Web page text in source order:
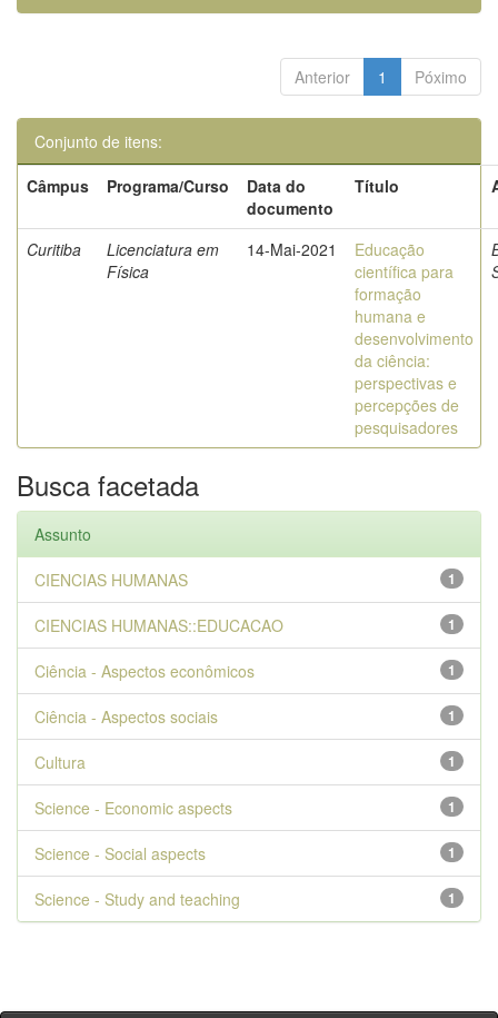
Anterior 1 Póximo
Conjunto de itens:
Câmpus
Programa/Curso
Data do
documento
Título
Curitiba
Licenciatura em
Física
14-Mai-2021
Educação
científica para
formação
humana e
desenvolvimento
da ciência:
perspectivas e
percepções de
pesquisadores
Busca facetada
Assunto
1
CIENCIAS HUMANAS
1
CIENCIAS HUMANAS::EDUCACAO
1
Ciência - Aspectos econômicos
1
Ciência - Aspectos sociais
1
Cultura
1
Science - Economic aspects
1
Science - Social aspects
1
Science - Study and teaching